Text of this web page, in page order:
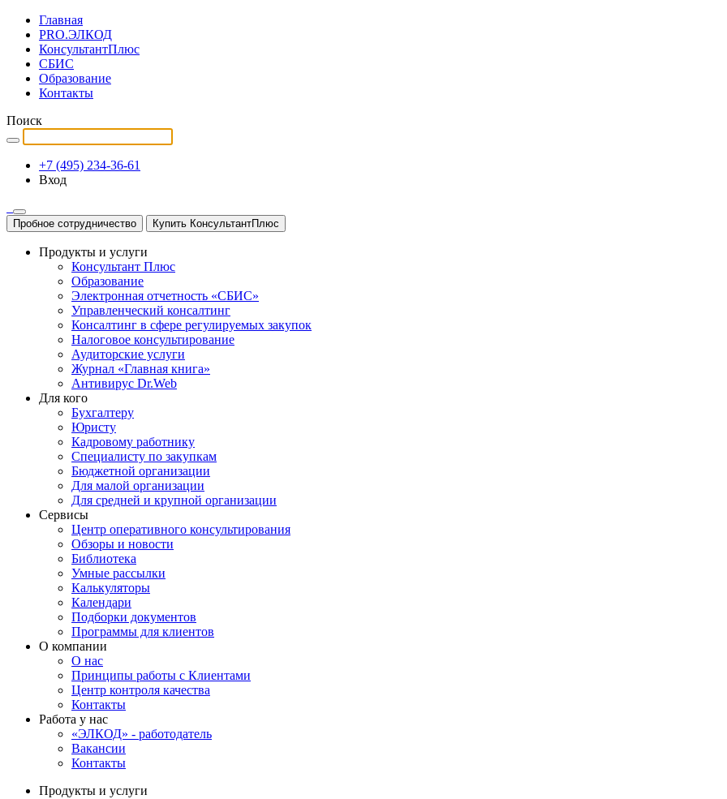
Главная
PRO.ЭЛКОД
КонсультантПлюс
СБИС
Образование
Контакты
Поиск
+7 (495) 234-36-61
Вход
Пробное сотрудничество Купить КонсультантПлюс
Продукты и услуги
Консультант Плюс
Образование
Электронная отчетность «СБИС»
Управленческий консалтинг
Консалтинг в сфере регулируемых закупок
Налоговое консультирование
Аудиторские услуги
Журнал «Главная книга»
Антивирус Dr.Web
Для кого
Бухгалтеру
Юристу
Кадровому работнику
Специалисту по закупкам
Бюджетной организации
Для малой организации
Для средней и крупной организации
Сервисы
Центр оперативного консультирования
Обзоры и новости
Библиотека
Умные рассылки
Калькуляторы
Календари
Подборки документов
Программы для клиентов
О компании
О нас
Принципы работы с Клиентами
Центр контроля качества
Контакты
Работа у нас
«ЭЛКОД» - работодатель
Вакансии
Контакты
Продукты и услуги